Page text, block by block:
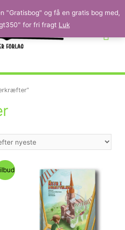
"Gratisbog" og få en gratis bog med,
for fri fragt Luk